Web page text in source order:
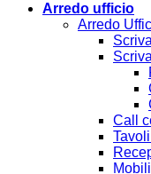
Arredo ufficio
Arredo
Call